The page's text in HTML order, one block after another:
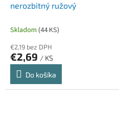
nerozbitný ružový
Skladom (44 KS)
€2,19 bez DPH
€2,69 / KS
Do košíka